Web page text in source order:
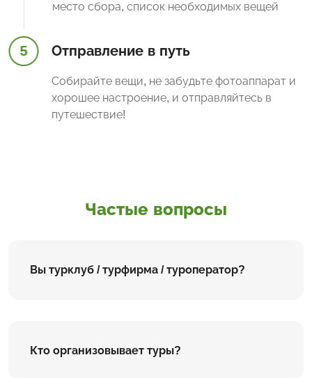
место сбора, список необходимых вещей
5 Отправление в путь
Собирайте вещи, не забудьте фотоаппарат и
хорошее настроение, и отправляйтесь в
путешествие!
Частые вопросы
Вы турклуб / турфирма / туроператор?
Кто организовывает туры?